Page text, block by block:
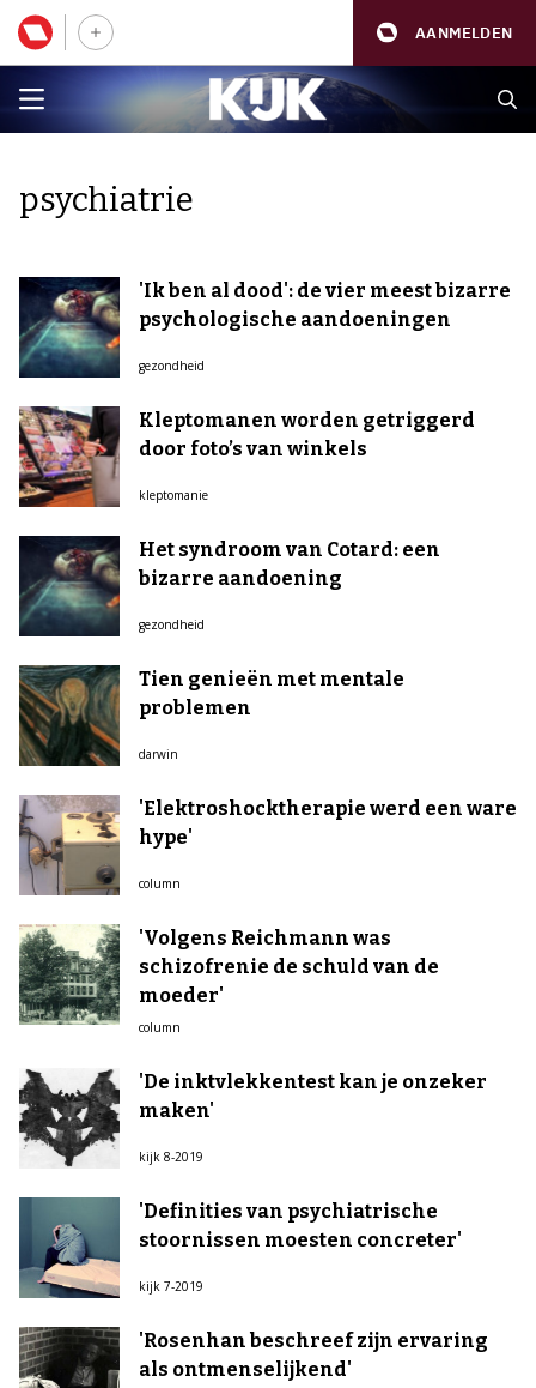
AANMELDEN
psychiatrie
'Ik ben al dood': de vier meest bizarre
psychologische aandoeningen
gezondheid
Kleptomanen worden getriggerd
door foto’s van winkels
kleptomanie
Het syndroom van Cotard: een
bizarre aandoening
gezondheid
Tien genieën met mentale
problemen
darwin
'Elektroshocktherapie werd een ware
hype'
column
'Volgens Reichmann was
schizofrenie de schuld van de
moeder'
column
'De inktvlekkentest kan je onzeker
maken'
kijk 8-2019
'Definities van psychiatrische
stoornissen moesten concreter'
kijk 7-2019
'Rosenhan beschreef zijn ervaring
als ontmenselijkend'